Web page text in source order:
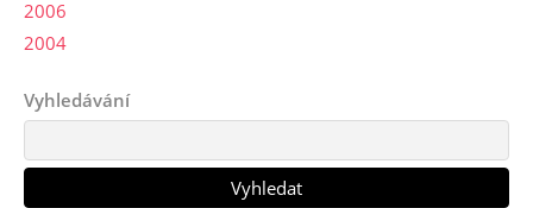
2006
2004
Vyhledávání